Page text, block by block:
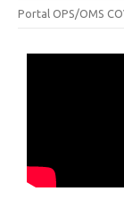
Portal OPS/OMS